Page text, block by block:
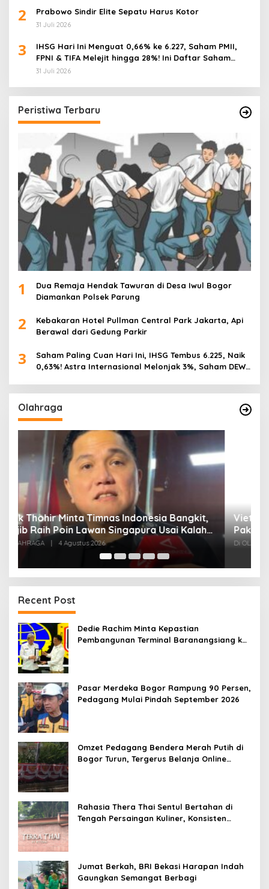
2 Prabowo Sindir Elite Sepatu Harus Kotor
31 Juli 2026
3
IHSG Hari Ini Menguat 0,66% ke 6.227, Saham PMII,
FPNI & TIFA Melejit hingga 28%! Ini Daftar Saham
Paling Cuan & Volume Tertinggi 31 Juli 2026
31 Juli 2026
Peristiwa Terbaru
1
Dua Remaja Hendak Tawuran di Desa Iwul Bogor
Diamankan Polsek Parung
2
Kebakaran Hotel Pullman Central Park Jakarta, Api
Berawal dari Gedung Parkir
3
Saham Paling Cuan Hari Ini, IHSG Tembus 6.225, Naik
0,63%! Astra Internasional Melonjak 3%, Saham DEWA
Olahraga
Vietnam Permalukan Indonesia 3-0 di
Pakansari, Garuda Gagal Manfaatkan Laga
Kandang
Di OLAHRAGA | 4 Agustus 2026
Recent Post
Dedie Rachim Minta Kepastian
Pembangunan Terminal Baranangsiang ke
Pasar Merdeka Bogor Rampung 90 Persen,
Pedagang Mulai Pindah September 2026
Omzet Pedagang Bendera Merah Putih di
Bogor Turun, Tergerus Belanja Online
Rahasia Thera Thai Sentul Bertahan di
Tengah Persaingan Kuliner, Konsisten
Jumat Berkah, BRI Bekasi Harapan Indah
Gaungkan Semangat Berbagi